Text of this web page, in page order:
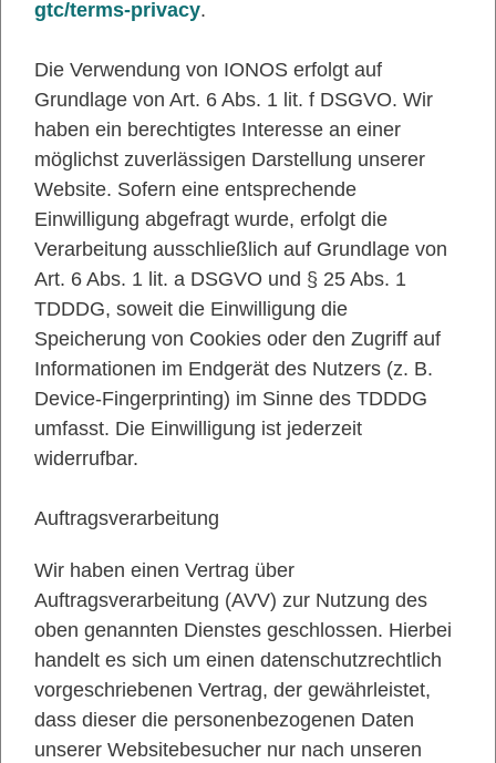
gtc/terms-privacy.
Die Verwendung von IONOS erfolgt auf
Grundlage von Art. 6 Abs. 1 lit. f DSGVO. Wir
haben ein berechtigtes Interesse an einer
möglichst zuverlässigen Darstellung unserer
Website. Sofern eine entsprechende
Einwilligung abgefragt wurde, erfolgt die
Verarbeitung ausschließlich auf Grundlage von
Art. 6 Abs. 1 lit. a DSGVO und § 25 Abs. 1
TDDDG, soweit die Einwilligung die
Speicherung von Cookies oder den Zugriff auf
Informationen im Endgerät des Nutzers (z. B.
Device-Fingerprinting) im Sinne des TDDDG
umfasst. Die Einwilligung ist jederzeit
widerrufbar.
Auftragsverarbeitung
Wir haben einen Vertrag über
Auftragsverarbeitung (AVV) zur Nutzung des
oben genannten Dienstes geschlossen. Hierbei
handelt es sich um einen datenschutzrechtlich
vorgeschriebenen Vertrag, der gewährleistet,
dass dieser die personenbezogenen Daten
unserer Websitebesucher nur nach unseren